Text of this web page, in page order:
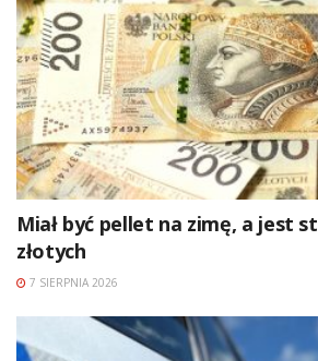
Miał być pellet na zimę, a jest
złotych
7 SIERPNIA 2026